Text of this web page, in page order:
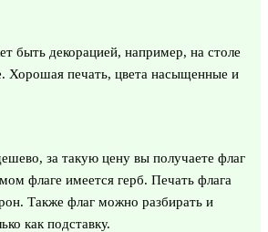
быть декорацией, например, на столе
Хорошая печать, цвета насыщенные и
за такую цену вы получаете флаг
флаге имеется герб. Печать флага
Также флаг можно разбирать и
как подставку.